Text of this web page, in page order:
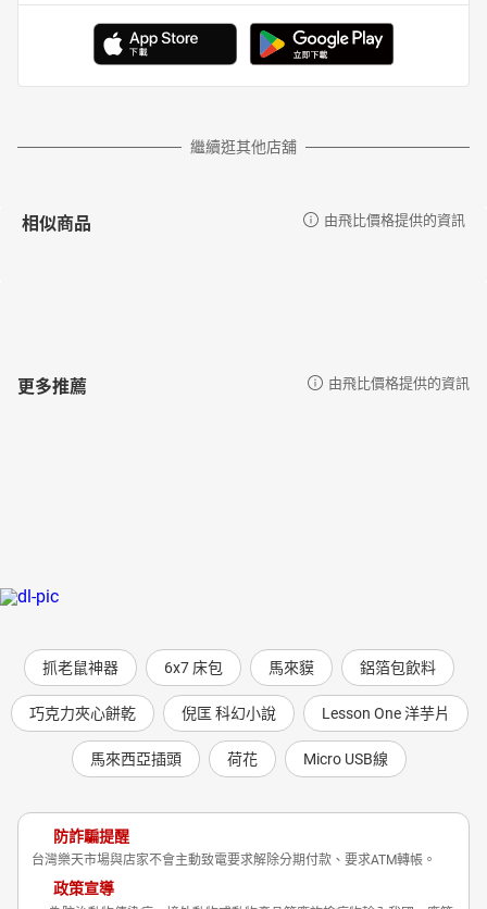
繼續逛其他店舖
相似商品 由飛比價格提供的資訊
更多推薦 由飛比價格提供的資訊
抓老鼠神器 6x7 床包 馬來貘 鋁箔包飲料
巧克力夾心餅乾 倪匡 科幻小說 Lesson One 洋芋片
馬來西亞插頭 荷花 Micro USB線
防詐騙提醒
台灣樂天市場與店家不會主動致電要求解除分期付款、要求ATM轉帳。
政策宣導